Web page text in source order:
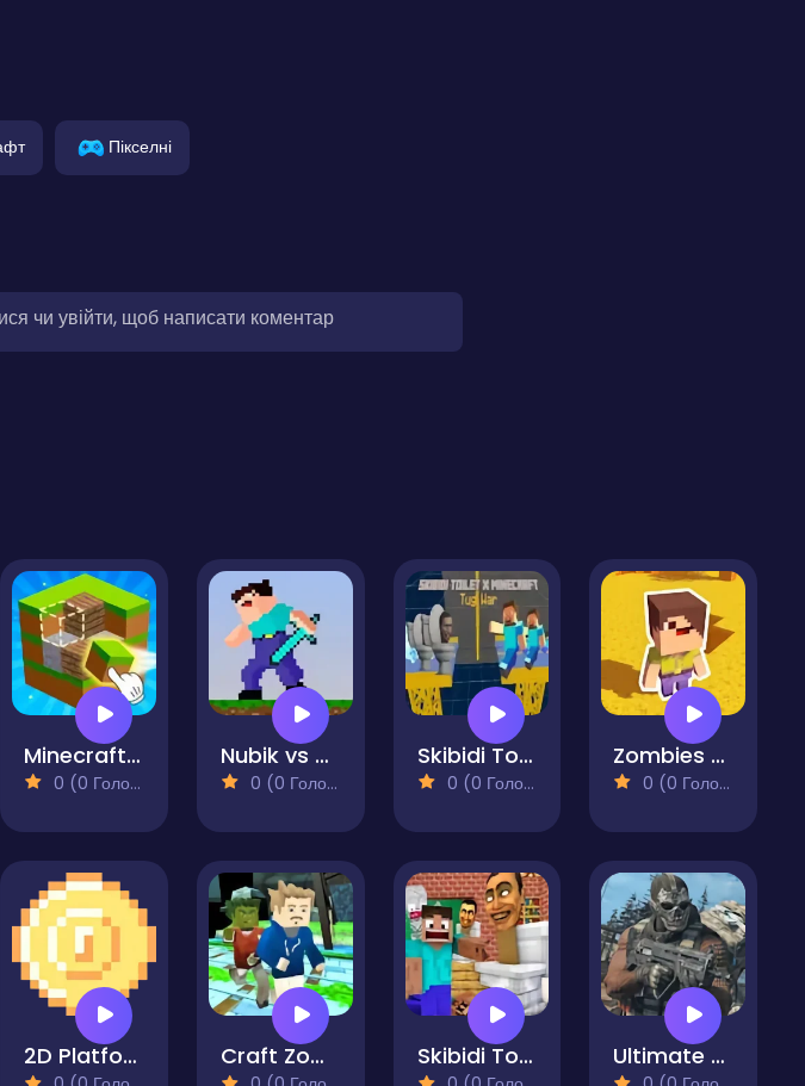
Пікселні
чи увійти, щоб написати коментар
Minecraft Unblocked Online
0 (0 Голосів)
Nubik vs Herobrin's Army
0 (0 Голосів)
Skibidi Toilet X Minecraft Tug War
0 (0 Голосів)
Zombies Stay Alive
0 (0 Голосів)
2D Platformer Coin Craft Zombie Runner Skibidi Toilet Minecraft 2023 Ultimate Strike